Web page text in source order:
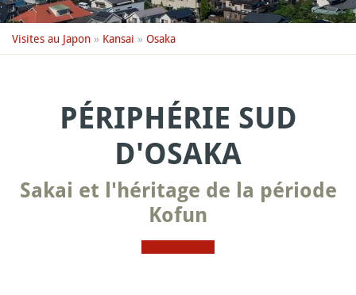
Visites au Japon » Kansai » Osaka
PÉRIPHÉRIE SUD
D'OSAKA
Sakai et l'héritage de la période
Kofun